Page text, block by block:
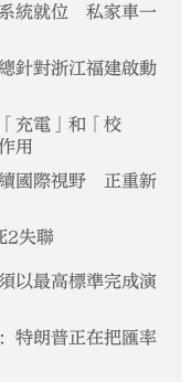
統就位 私家車一
針對浙江福建啟動
充電」和「校
用
國際視野 正重新
2失聯
以最高標準完成演
特朗普正在把匯率